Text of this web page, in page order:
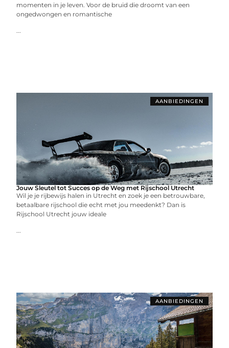
momenten in je leven. Voor de bruid die droomt van een
ongedwongen en romantische
...
AANBIEDINGEN
Jouw Sleutel tot Succes op de Weg met Rijschool Utrecht
Wil je je rijbewijs halen in Utrecht en zoek je een betrouwbare,
betaalbare rijschool die echt met jou meedenkt? Dan is
Rijschool Utrecht jouw ideale
...
AANBIEDINGEN